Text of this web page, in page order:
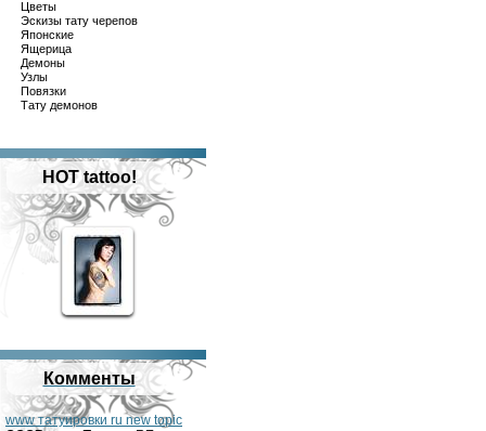
Цветы
Эскизы тату черепов
Японские
Ящерица
Демоны
Узлы
Повязки
Тату демонов
HOT tattoo!
Комменты
www татуировки ru new topic